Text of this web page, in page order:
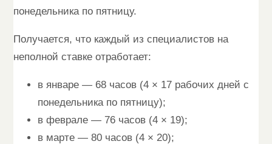
понедельника по пятницу.
Получается, что каждый из специалистов на
неполной ставке отработает:
в январе — 68 часов (4 × 17 рабочих дней с
понедельника по пятницу);
в феврале — 76 часов (4 × 19);
в марте — 80 часов (4 × 20);